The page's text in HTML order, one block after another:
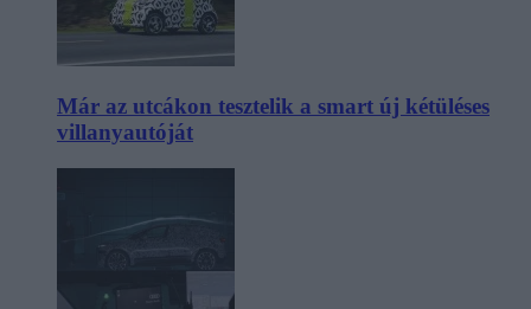
Már az utcákon tesztelik a smart új kétüléses
villanyautóját